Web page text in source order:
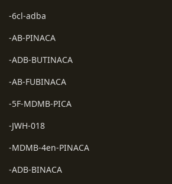
-6cl-adba
-AB-PINACA
-ADB-BUTINACA
-AB-FUBINACA
-5F-MDMB-PICA
-JWH-018
-MDMB-4en-PINACA
-ADB-BINACA